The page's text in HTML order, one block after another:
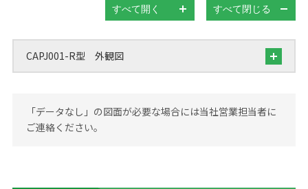
すべて開く すべて閉じる
CAPJ001-R型 外観図
「データなし」の図面が必要な場合には当社営業担当者に
ご連絡ください。